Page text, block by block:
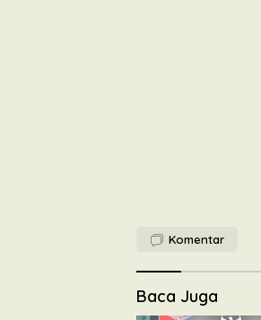
Komentar
Baca Juga